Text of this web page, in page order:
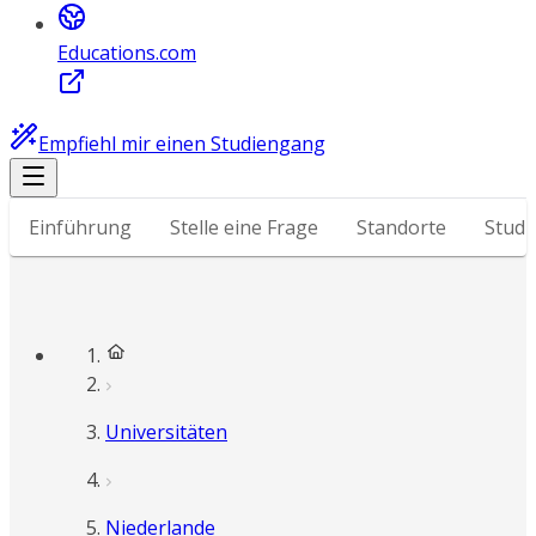
Educations.com
Empfiehl mir einen Studiengang
Einführung Stelle eine Frage Standorte
Universitäten
Niederlande